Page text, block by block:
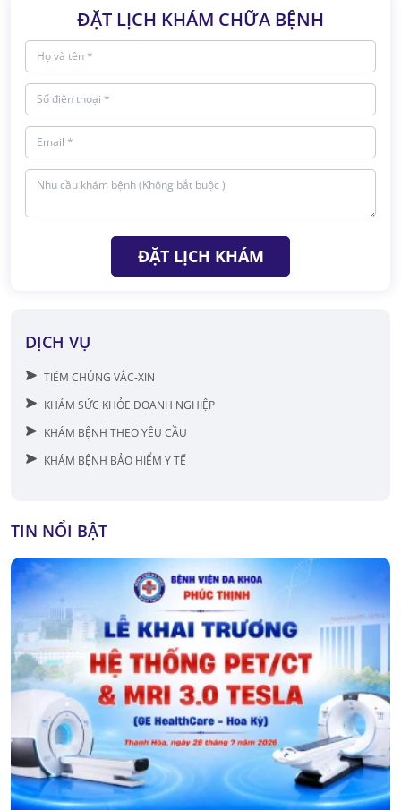
DỊCH VỤ
TIÊM CHỦNG VẮC-XIN
KHÁM SỨC KHỎE DOANH NGHIỆP
KHÁM BỆNH THEO YÊU CẦU
KHÁM BỆNH BẢO HIỂM Y TẾ
TIN NỔI BẬT
ĐẶT LỊCH KHÁM CHỮA BỆNH
ĐẶT LỊCH KHÁM